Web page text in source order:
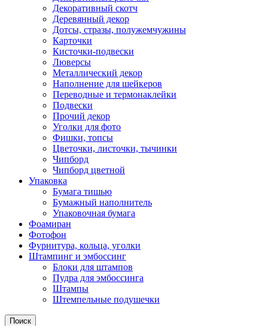
Декоративный скотч
Деревянный декор
Дотсы, стразы, полужемчужины
Карточки
Кисточки-подвески
Люверсы
Металлический декор
Наполнение для шейкеров
Переводные и термонаклейки
Подвески
Прочий декор
Уголки для фото
Фишки, топсы
Цветочки, листочки, тычинки
Чипборд
Чипборд цветной
Упаковка
Бумага тишью
Бумажный наполнитель
Упаковочная бумага
Фоамиран
Фотофон
Фурнитура, кольца, уголки
Штампинг и эмбоссинг
Блоки для штампов
Пудра для эмбоссинга
Штампы
Штемпельные подушечки
Поиск